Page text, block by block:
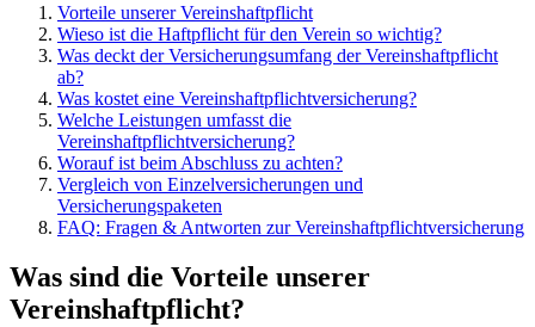
Vorteile unserer Vereinshaftpflicht
Wieso ist die Haftpflicht für den Verein so wichtig?
Was deckt der Versicherungsumfang der Vereinshaftpflicht
ab?
Was kostet eine Vereinshaftpflichtversicherung?
Welche Leistungen umfasst die
Vereinshaftpflichtversicherung?
Worauf ist beim Abschluss zu achten?
Vergleich von Einzelversicherungen und
Versicherungspaketen
FAQ: Fragen & Antworten zur Vereinshaftpflichtversicherung
Was sind die Vorteile unserer
Vereinshaftpflicht?